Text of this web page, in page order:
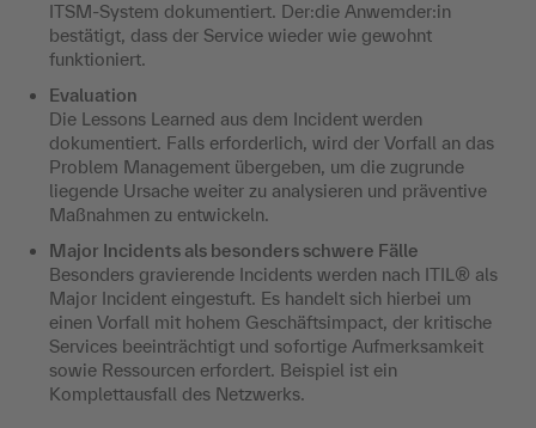
ITSM-System dokumentiert. Der:die Anwemder:in
bestätigt, dass der Service wieder wie gewohnt
funktioniert.
Evaluation
Die Lessons Learned aus dem Incident werden
dokumentiert. Falls erforderlich, wird der Vorfall an das
Problem Management übergeben, um die zugrunde
liegende Ursache weiter zu analysieren und präventive
Maßnahmen zu entwickeln.
Major Incidents als besonders schwere Fälle
Besonders gravierende Incidents werden nach ITIL® als
Major Incident eingestuft. Es handelt sich hierbei um
einen Vorfall mit hohem Geschäftsimpact, der kritische
Services beeinträchtigt und sofortige Aufmerksamkeit
sowie Ressourcen erfordert. Beispiel ist ein
Komplettausfall des Netzwerks.